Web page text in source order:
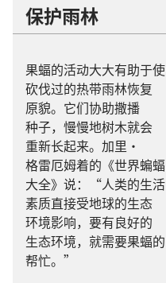
保护雨林
果蝠的活动大大有助于使
砍伐过的热带雨林恢复
原貌。 它们协助撒播
种子， 慢慢地树木就会
重新长起来。 加里 ·
格雷厄姆着的 《世界蝙蝠
大全》 说：“人类的生活
素质直接受地球的生态
环境影响， 要有良好的
生态环境， 就需要果蝠的
帮忙。”